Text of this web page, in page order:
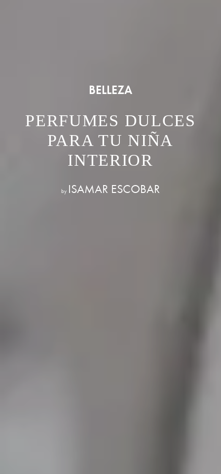
BELLEZA
PERFUMES DULCES
PARA TU NIÑA
INTERIOR
by ISAMAR ESCOBAR